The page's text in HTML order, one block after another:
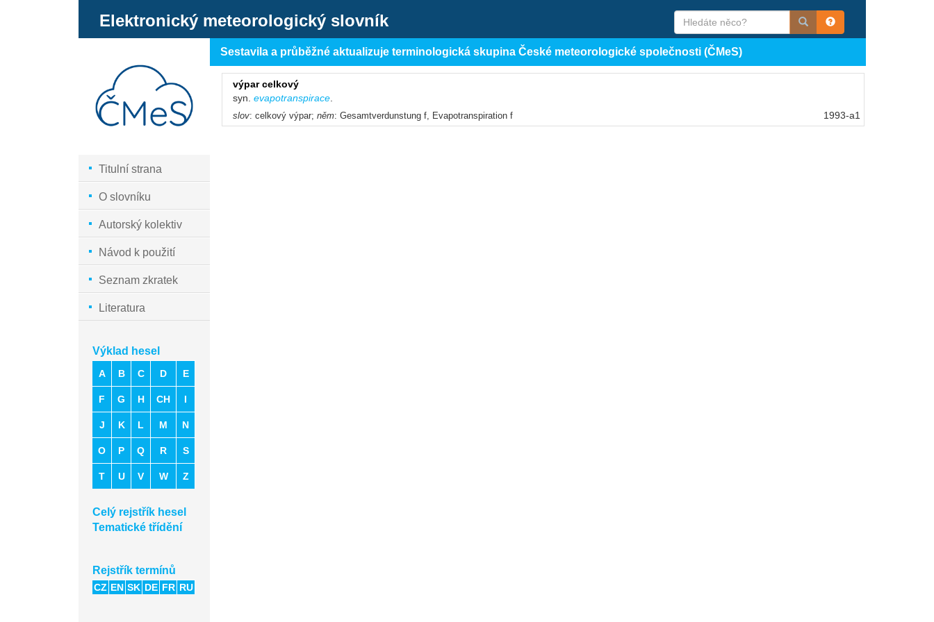
Elektronický meteorologický slovník
Titulní strana
O slovníku
Autorský kolektiv
Návod k použití
Seznam zkratek
Literatura
Výklad hesel
A B C D E
F G H CH I
J K L M N
O P Q R S
T U V W Z
Celý rejstřík hesel
Tematické třídění
Rejstřík termínů
CZ EN SK DE FR RU
Sestavila a průběžné aktualizuje terminologická skupina České meteorologické společnosti (ČMeS)
výpar celkový
syn. evapotranspirace
slov: celkový výpar; něm: Gesamtverdunstung f, Evapotranspiration f 1993-a1